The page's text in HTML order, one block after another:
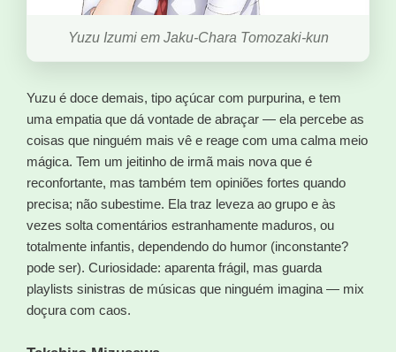
Yuzu Izumi em Jaku-Chara Tomozaki-kun
Yuzu é doce demais, tipo açúcar com purpurina, e tem
uma empatia que dá vontade de abraçar — ela percebe as
coisas que ninguém mais vê e reage com uma calma meio
mágica. Tem um jeitinho de irmã mais nova que é
reconfortante, mas também tem opiniões fortes quando
precisa; não subestime. Ela traz leveza ao grupo e às
vezes solta comentários estranhamente maduros, ou
totalmente infantis, dependendo do humor (inconstante?
pode ser). Curiosidade: aparenta frágil, mas guarda
playlists sinistras de músicas que ninguém imagina — mix
doçura com caos.